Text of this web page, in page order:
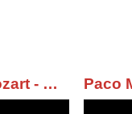
Paco Montalvo - Mozart - Marcha turca/Turkish march